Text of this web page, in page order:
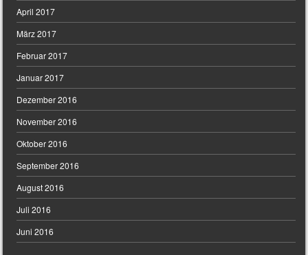
April 2017
März 2017
Februar 2017
Januar 2017
Dezember 2016
November 2016
Oktober 2016
September 2016
August 2016
Juli 2016
Juni 2016